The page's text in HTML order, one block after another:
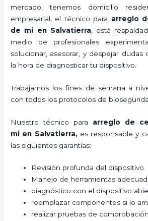
mercado, tenemos domicilio
empresarial, el técnico para arreglo
de mi en Salvatierra , está
medio de profesionales
solucionar, asesorar, y despejar
la hora de diagnosticar tu dispositivo.
Trabajamos los fines de semana a
con todos los protocolos de
Nuestro técnico para arreglo de
mi en Salvatierra, es responsable y
las siguientes garantías:
Revisión profunda del dispositivo
Manejo de herramientas
diagnóstico con el dispositivo
reemplazar componentes si lo
realizar pruebas de comprobación